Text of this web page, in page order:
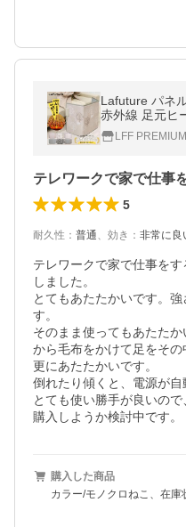
Lafuture パネ
赤外線 足元ヒ
タイマー フッ
LFF PREMIUM
5
耐久性 ： 普通、 効き ： 非常に良
テレワークで家で仕事を
しました。
とてもあたたかいです。
す。
そのまま使ってもあたた
から毛布をかけて足をそ
更にあたたかいです。
倒れたり傾くと、電源が自
とても使い勝手が良いの
購入しようか検討中です。
購入した商品
カラー/モノクロねこ、在庫